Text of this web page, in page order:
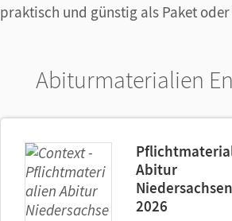
praktisch und günstig als Paket
Abiturmaterialien
Abitur
Niedersachsen
2026